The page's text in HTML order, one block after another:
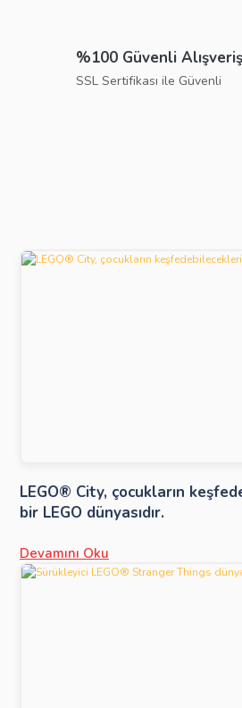
Ürün bilgilerinde hatalar
%100 Güvenli Alışveriş
SSL Sertifikası ile Güvenli
LEGO® City, çocukların
bir LEGO dünyasıdır.
Devamını Oku